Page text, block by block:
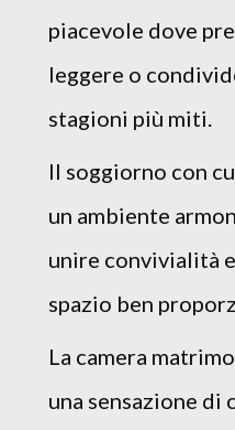
piacevole dove
leggere o
stagioni più miti.
Il soggiorno con
un ambiente
unire convivialità
spazio ben
La camera
una sensazione